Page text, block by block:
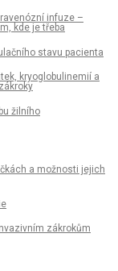
infuze –
kde je třeba
stavu pacienta
kryoglobulinemií a
žilního
a možnosti jejich
zákrokům